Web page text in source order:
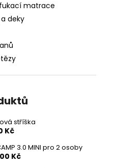
matrace
deky
stříška
Kč
3.0 MINI pro 2 osoby
Kč